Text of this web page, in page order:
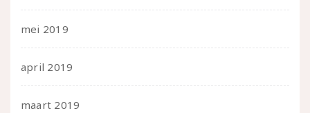
mei 2019
april 2019
maart 2019